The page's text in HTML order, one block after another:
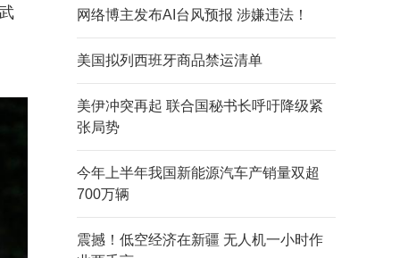
网络博主发布AI台风预报 涉嫌违法！
美国拟列西班牙商品禁运清单
美伊冲突再起 联合国秘书长呼吁降级紧
张局势
今年上半年我国新能源汽车产销量双超
700万辆
震撼！低空经济在新疆 无人机一小时作